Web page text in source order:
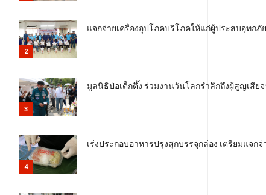
2
แจกจ่ายเครื่องอุปโภคบริโภคให้แก่ผู้ประสบอุทก
3
มูลนิธิป่อเต็กตึ๊ง ร่วมงานวันโลกรำลึกถึงผู้สูญเสีย
4
เร่งประกอบอาหารปรุงสุกบรรจุกล่อง เตรียมแจ